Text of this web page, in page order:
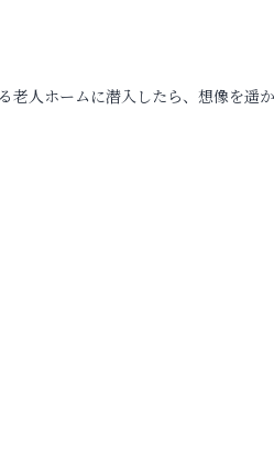
人ホームに潜入したら、想像を遥